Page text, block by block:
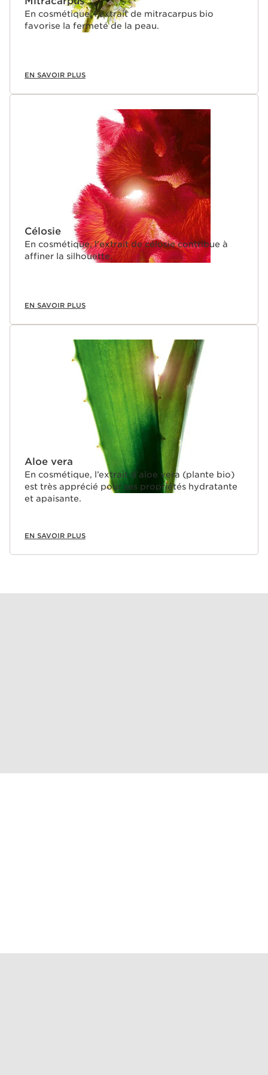
En cosmétique, l’extrait de mitracarpus bio
favorise la fermeté de la peau.
EN SAVOIR PLUS
Célosie
En cosmétique, l'extrait de célosie contribue à
affiner la silhouette.
EN SAVOIR PLUS
Aloe vera
En cosmétique, l’extrait d’aloe vera (plante bio)
est très apprécié pour ses propriétés hydratante
et apaisante.
EN SAVOIR PLUS